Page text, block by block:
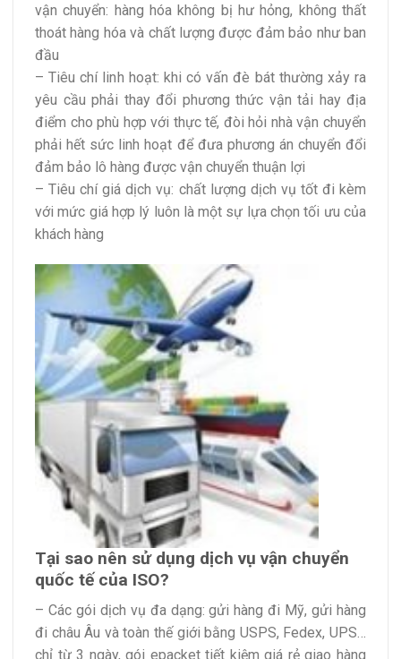
vận chuyển: hàng hóa không bị hư hỏng, không thất
thoát hàng hóa và chất lượng được đảm bảo như ban
đầu
– Tiêu chí linh hoạt: khi có vấn đè bát thường xảy ra
yêu cầu phải thay đổi phương thức vận tải hay địa
điểm cho phù hợp với thực tế, đòi hỏi nhà vận chuyển
phải hết sức linh hoạt để đưa phương án chuyển đổi
đảm bảo lô hàng được vận chuyển thuận lợi
– Tiêu chí giá dịch vụ: chất lượng dịch vụ tốt đi kèm
với mức giá hợp lý luôn là một sự lựa chọn tối ưu của
khách hàng
Tại sao nên sử dụng dịch vụ vận chuyển
quốc tế của ISO?
– Các gói dịch vụ đa dạng: gửi hàng đi Mỹ, gửi hàng
đi châu Âu và toàn thế giới bằng USPS, Fedex, UPS…
chỉ từ 3 ngày, gói epacket tiết kiệm giá rẻ giao hàng